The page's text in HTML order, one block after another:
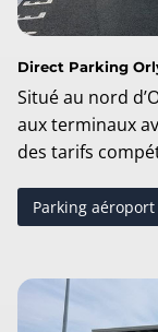
Direct Parking
Situé au nord
aux terminaux
des tarifs
Parking